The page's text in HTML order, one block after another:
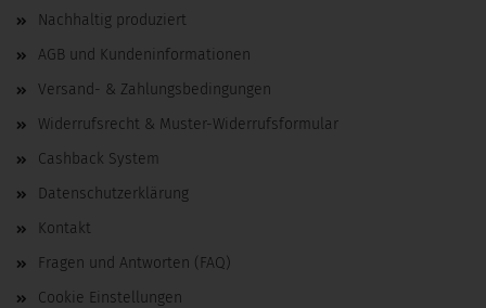
Nachhaltig produziert
AGB und Kundeninformationen
Versand- & Zahlungsbedingungen
Widerrufsrecht & Muster-Widerrufsformular
Cashback System
Datenschutzerklärung
Kontakt
Fragen und Antworten (FAQ)
Cookie Einstellungen